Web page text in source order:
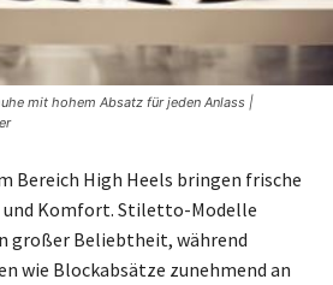
mit hohem Absatz für jeden Anlass |
Bereich High Heels bringen frische
Komfort. Stiletto-Modelle
großer Beliebtheit, während
wie Blockabsätze zunehmend an